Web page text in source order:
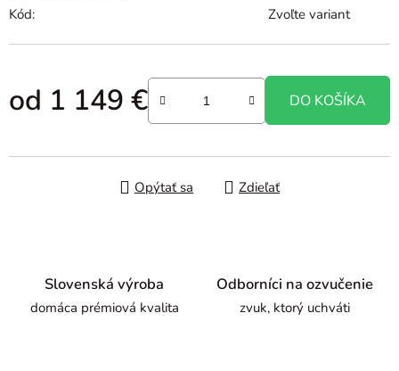
Kód:
Zvoľte variant
od 1 149 € DO KOŠÍKA
Opýtať sa Zdieľať
Slovenská výroba
domáca prémiová kvalita
Odborníci na ozvučenie
zvuk, ktorý uchváti